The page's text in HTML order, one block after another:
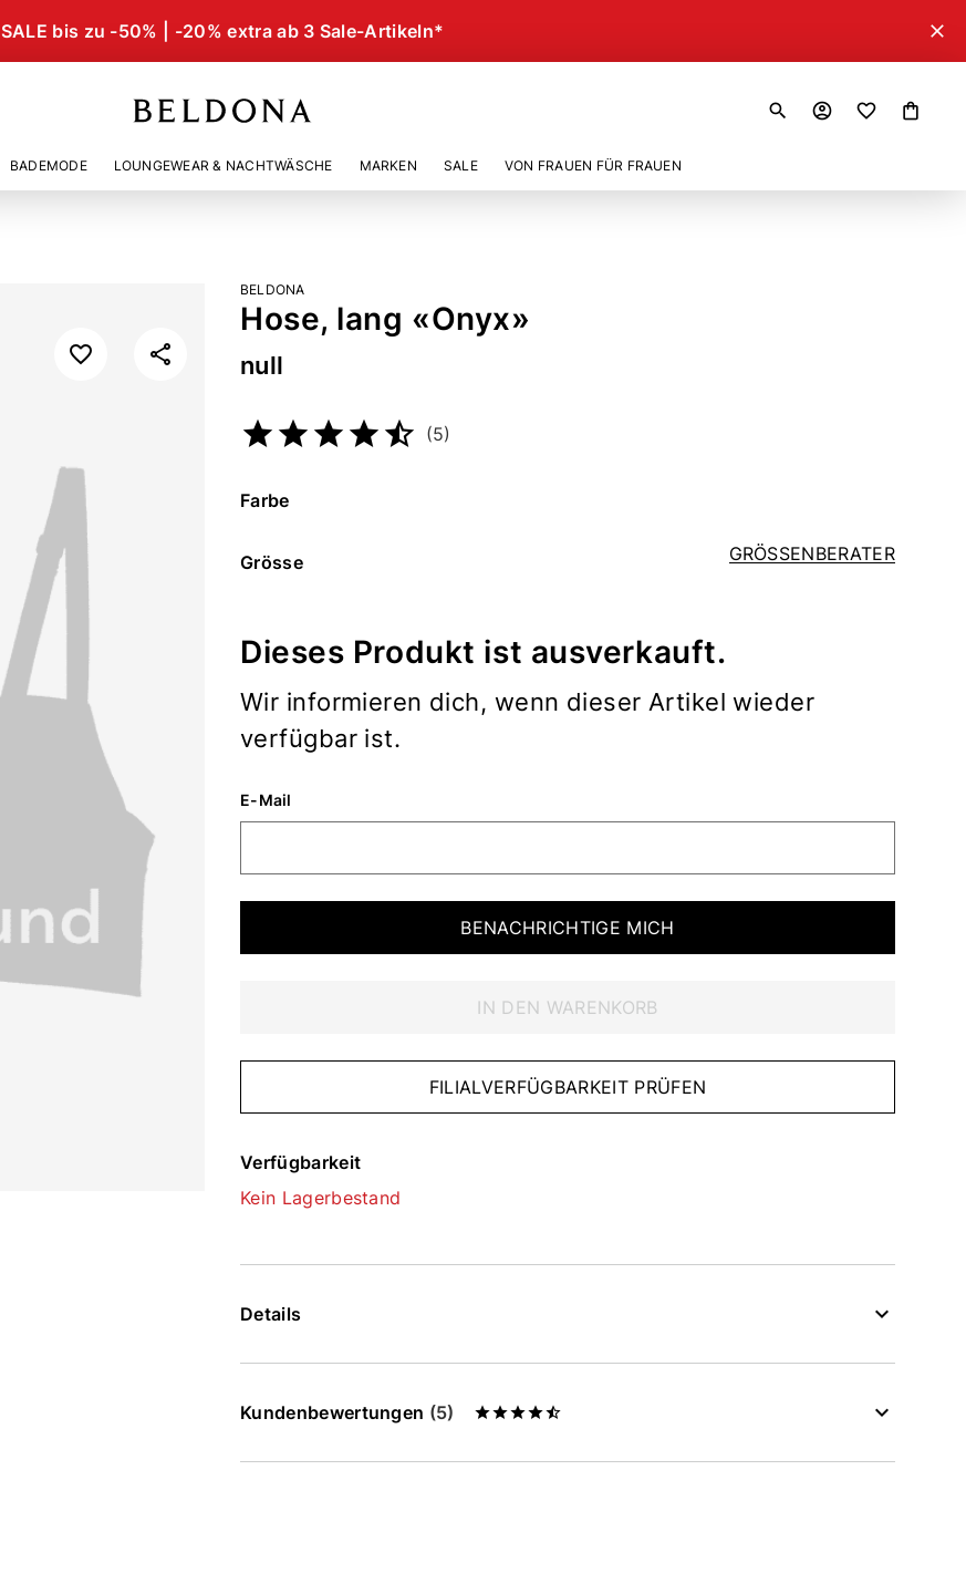
SALE bis zu -50% | -20% extra ab 3 Sale-Artikeln* close
search account_circle shopping_bag
BADEMODE LOUNGEWEAR & NACHTWÄSCHE MARKEN SALE VON FRAUEN FÜR FRAUEN
BELDONA
Hose, lang «Onyx»
null
(5)
Farbe
GRÖSSENBERATER
Grösse
Dieses Produkt ist ausverkauft.
Wir informieren dich, wenn dieser Artikel wieder
verfügbar ist.
E-Mail
BENACHRICHTIGE MICH
IN DEN WARENKORB
FILIALVERFÜGBARKEIT PRÜFEN
Verfügbarkeit
Kein Lagerbestand
Details
Kundenbewertungen (5)